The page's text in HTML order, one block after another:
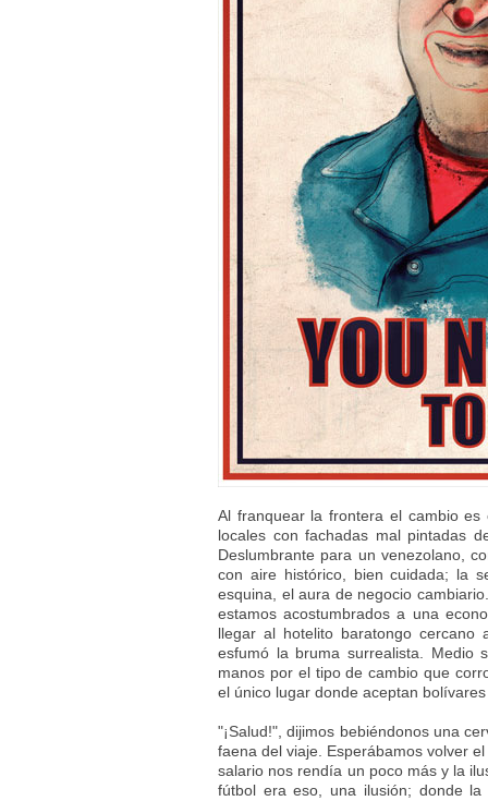
Al franquear la frontera el cambio
locales con fachadas mal pintadas
Deslumbrante para un venezolano,
con aire histórico, bien cuidada; la
esquina, el aura de negocio
estamos acostumbrados a una
llegar al hotelito baratongo cercano
esfumó la bruma surrealista. Medio
manos por el tipo de cambio que
el único lugar donde aceptan
"¡Salud!", dijimos bebiéndonos una
faena del viaje. Esperábamos volver
salario nos rendía un poco más y la
fútbol era eso, una ilusión; donde